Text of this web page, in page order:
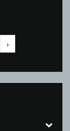
›